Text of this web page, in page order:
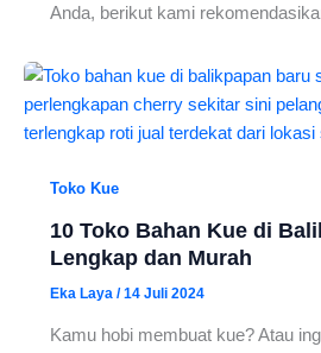
Anda, berikut kami
Toko Kue
10 Toko Bahan Kue di
Lengkap dan Murah
Eka Laya /14 Juli 2024
Kamu hobi membuat kue? Atau